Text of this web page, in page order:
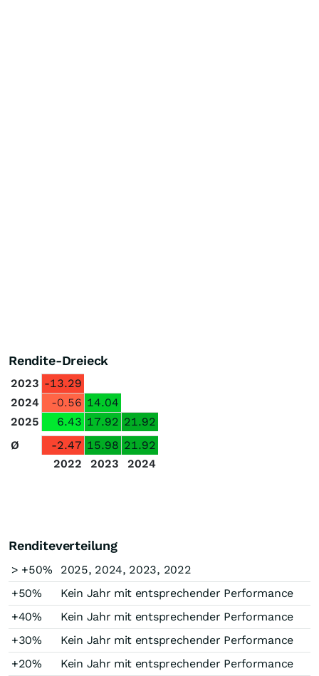
Rendite-Dreieck
2023 -13.29
2024
-0.56 14.04
2025
6.43 17.92 21.92
Ø
-2.47 15.98 21.92
2022
2023 2024
Renditeverteilung
> +50%
2025, 2024, 2023, 2022
+50%
Kein Jahr mit entsprechender Performance
+40%
Kein Jahr mit entsprechender Performance
+30%
Kein Jahr mit entsprechender Performance
+20%
Kein Jahr mit entsprechender Performance